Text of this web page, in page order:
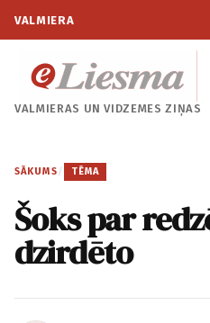
VALMIERA
VALMIERAS UNVIDZEMES ZIŅAS
SĀKUMS / TĒMA
Šoks par
dzirdēto